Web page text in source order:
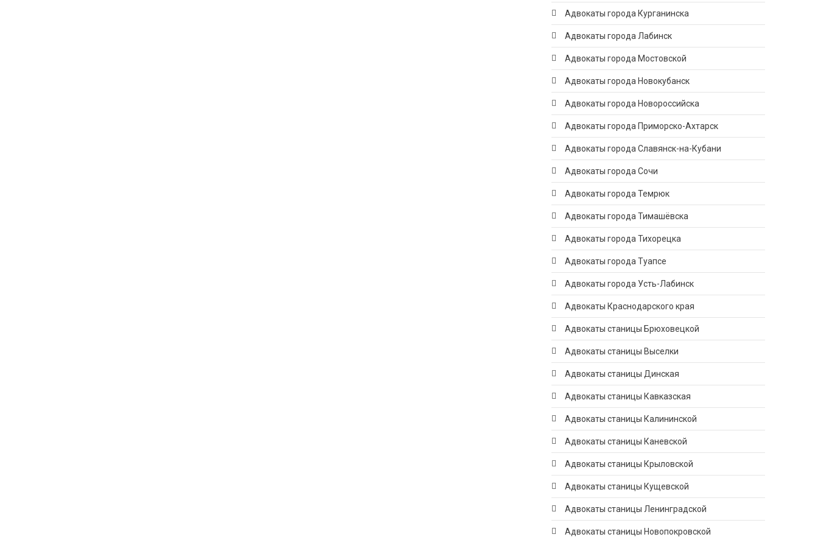
Адвокаты города Курганинска
Адвокаты города Лабинск
Адвокаты города Мостовской
Адвокаты города Новокубанск
Адвокаты города Новороссийска
Адвокаты города Приморско-Ахтарск
Адвокаты города Славянск-на-Кубани
Адвокаты города Сочи
Адвокаты города Темрюк
Адвокаты города Тимашёвска
Адвокаты города Тихорецка
Адвокаты города Туапсе
Адвокаты города Усть-Лабинск
Адвокаты Краснодарского края
Адвокаты станицы Брюховецкой
Адвокаты станицы Выселки
Адвокаты станицы Динская
Адвокаты станицы Кавказская
Адвокаты станицы Калининской
Адвокаты станицы Каневской
Адвокаты станицы Крыловской
Адвокаты станицы Кущевской
Адвокаты станицы Ленинградской
Адвокаты станицы Новопокровской